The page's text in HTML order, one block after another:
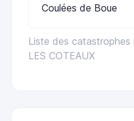
Liste des catastrophes
LES COTEAUX
Coulées de Boue